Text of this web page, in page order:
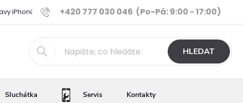
+420 777 030 046 (Po-Pá: 9:00 - 17:00)
iPhonů Ověřené iPhony Výhody e-shopu Porovnání
HLEDAT
Sluchátka Servis Kontakty